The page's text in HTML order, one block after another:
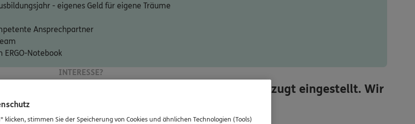
- eigenes Geld für eigene Träume
Ansprechpartner
Notebook
INTERESSE?
Behinderung werden bei gleicher Eignung bevorzugt eingestellt. Wir
uns auf deine Bewerbung!
klicken, stimmen Sie der Speicherung von Cookies und ähnlichen Technologien (Tools)